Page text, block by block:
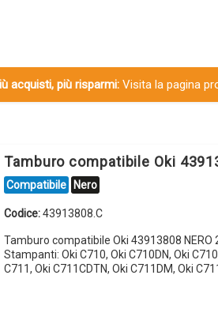
acquisti, più risparmi:Visita la pagina
Tamburo compatibile Oki
Compatibile Nero
Codice:43913808.C
Tamburo compatibile Oki 43913808 NERO
Stampanti: Oki C710, Oki C710DN, Oki
C711, Oki C711CDTN, Oki C711DM, Oki